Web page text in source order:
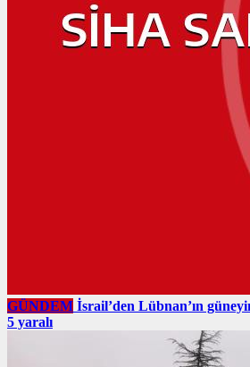
GÜNDEM İsrail’den Lübnan’ın
5 yaralı